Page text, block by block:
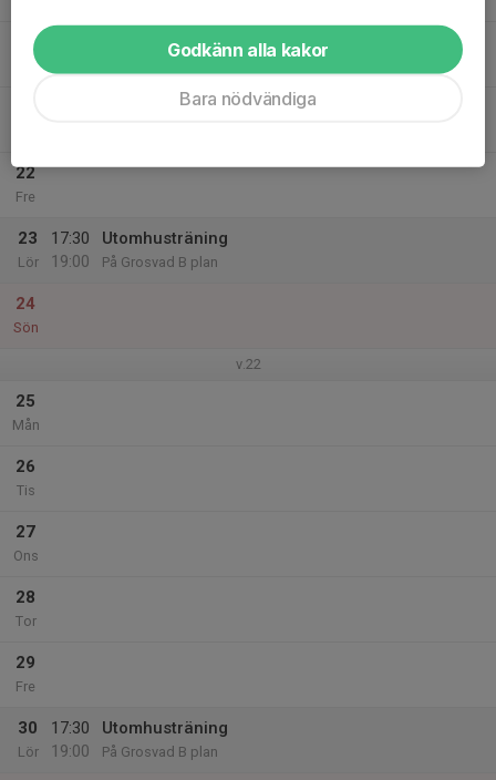
20
Ons
22
Fre
23
Lör
17:30
19:00
Utomhusträning
På Grosvad B plan
24
Sön
v.22
25
Mån
26
Tis
27
Ons
28
Tor
29
Fre
30
Lör
17:30
19:00
Utomhusträning
På Grosvad B plan
Godkänn alla kakor
Bara nödvändiga